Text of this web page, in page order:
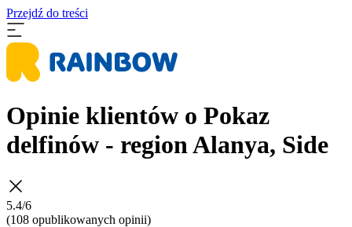
Przejdź do treści
Opinie klientów o Pokaz
delfinów - region Alanya, Side
5.4/6
(108 opublikowanych opinii)